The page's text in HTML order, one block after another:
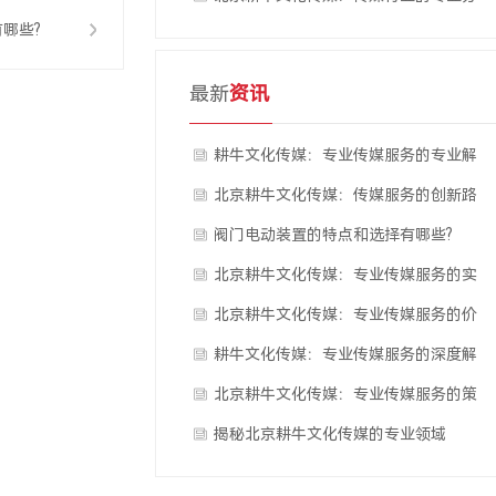
些?
最新资讯
耕牛文化传媒：专业传媒服务的专业解
析
北京耕牛文化传媒：传媒服务的创新路
径
阀门电动装置的特点和选择有哪些?
北京耕牛文化传媒：专业传媒服务的实
践路径
北京耕牛文化传媒：专业传媒服务的价
值体现
耕牛文化传媒：专业传媒服务的深度解
读
北京耕牛文化传媒：专业传媒服务的策
略布局
揭秘北京耕牛文化传媒的专业领域